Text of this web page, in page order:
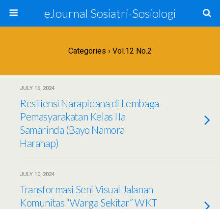
eJournal Sosiatri-Sosiologi
Categories › Vol.12 No.2
JULY 16, 2024
Resiliensi Narapidana di Lembaga
Pemasyarakatan Kelas IIa
Samarinda (Bayo Namora
Harahap)
JULY 10, 2024
Transformasi Seni Visual Jalanan
Komunitas “Warga Sekitar” WKT